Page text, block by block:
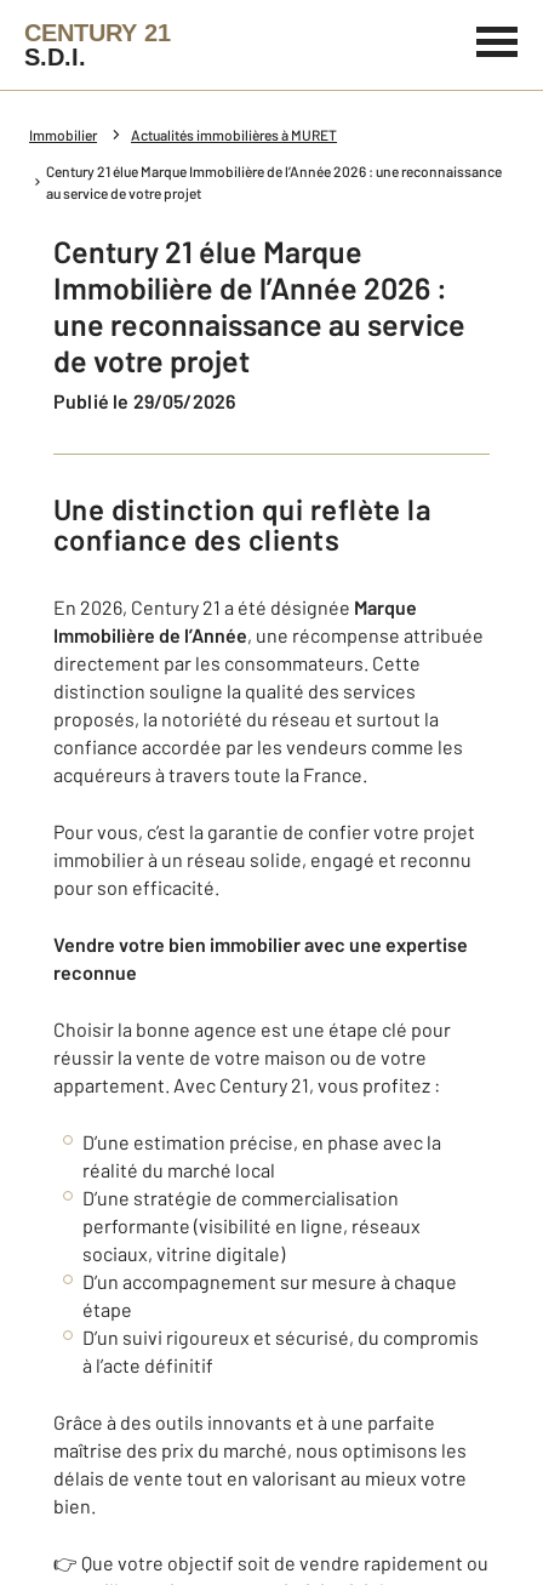
CENTURY 21
S.D.I.
Immobilier Actualités immobilières à MURET
Century 21 élue Marque Immobilière de l’Année 2026 : une reconnaissance
au service de votre projet
Century 21 élue Marque
Immobilière de l’Année 2026 :
une reconnaissance au service
de votre projet
Publié le 29/05/2026
Une distinction qui reflète la
confiance des clients
En 2026, Century 21 a été désignée Marque
Immobilière de l’Année, une récompense attribuée
directement par les consommateurs. Cette
distinction souligne la qualité des services
proposés, la notoriété du réseau et surtout la
confiance accordée par les vendeurs comme les
acquéreurs à travers toute la France.
Pour vous, c’est la garantie de confier votre projet
immobilier à un réseau solide, engagé et reconnu
pour son efficacité.
Vendre votre bien immobilier avec une expertise
reconnue
Choisir la bonne agence est une étape clé pour
réussir la vente de votre maison ou de votre
appartement. Avec Century 21, vous profitez :
D’une estimation précise, en phase avec la
réalité du marché local
D’une stratégie de commercialisation
performante (visibilité en ligne, réseaux
sociaux, vitrine digitale)
D’un accompagnement sur mesure à chaque
étape
D’un suivi rigoureux et sécurisé, du compromis
à l’acte définitif
Grâce à des outils innovants et à une parfaite
maîtrise des prix du marché, nous optimisons les
délais de vente tout en valorisant au mieux votre
bien.
👉 Que votre objectif soit de vendre rapidement ou